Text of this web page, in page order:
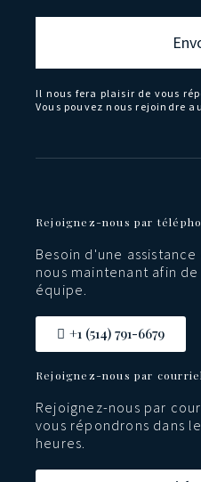
Il nous fera plaisir de vous
Vous pouvez nous rejoindre
Rejoignez-nous par
Besoin d'une
nous maintenant afin
équipe.
+1 (514) 791-6679
Rejoignez-nous par
Rejoignez-nous par
vous répondrons dans
heures.